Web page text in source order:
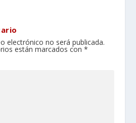
electrónico no será publicada.
están marcados con *